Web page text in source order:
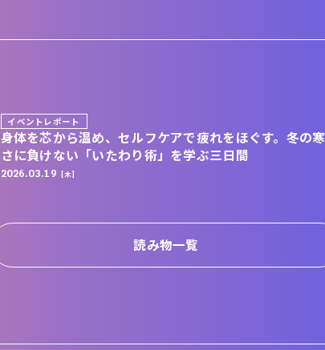
イベントレポート
身体を芯から温め、セルフケアで疲れをほぐす。冬の寒
さに負けない「いたわり術」を学ぶ三日間
2026.03.19 [木]
読み物一覧